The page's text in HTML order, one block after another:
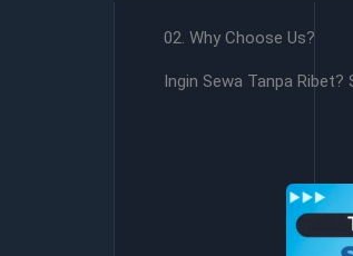
02. Why Choose Us?
Ingin Sewa Tanpa Ribet?